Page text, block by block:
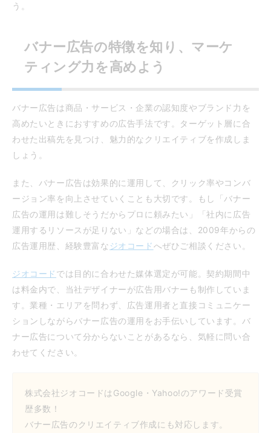
う。
バナー広告の特徴を知り、マーケ
ティング力を高めよう
バナー広告は商品・サービス・企業の認知度やブランド力を
高めたいときにおすすめの広告手法です。ターゲット層に合
わせた出稿先を見つけ、魅力的なクリエイティブを作成しま
しょう。
また、バナー広告は効果的に運用して、クリック率やコンバ
ージョン率を向上させていくことも大切です。もし「バナー
広告の運用は難しそうだからプロに頼みたい」「社内に広告
運用するリソースが足りない」などの場合は、2009年からの
広告運用歴、経験豊富な ジオコードへぜひご相談ください。
ジオコード では目的に合わせた媒体選定が可能。契約期間中
は料金内で、当社デザイナーが広告用バナーも制作していま
す。業種・エリアを問わず、広告運用者と直接コミュニケー
ションしながらバナー広告の運用をお手伝いしています。バ
ナー広告について分からないことがあるなら、気軽に問い合
わせてください。
株式会社ジオコードはGoogle・Yahoo!のアワード受賞
歴多数！
バナー広告のクリエイティブ作成にも対応します。